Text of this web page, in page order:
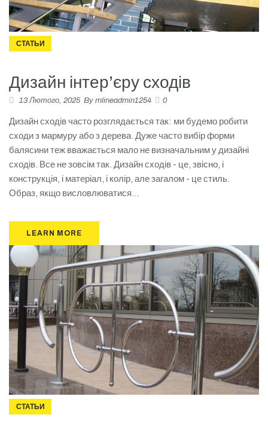
СТАТЬИ
Дизайн інтер’єру сходів
13 Лютого, 2025 By mlineadmin1254 0
Дизайн сходів часто розглядається так: ми будемо робити
сходи з мармуру або з дерева. Дуже часто вибір форми
балясини теж вважається мало не визначальним у дизайні
сходів. Все не зовсім так. Дизайн сходів - це, звісно, і
конструкція, і матеріал, і колір, але загалом - це стиль.
Образ, якщо висловлюватися...
LEARN MORE
СТАТЬИ